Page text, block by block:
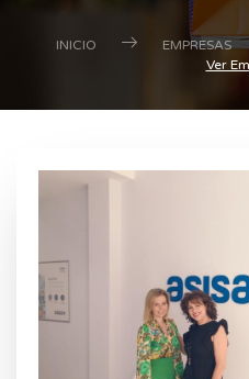
INICIO EMPRESAS
Ver